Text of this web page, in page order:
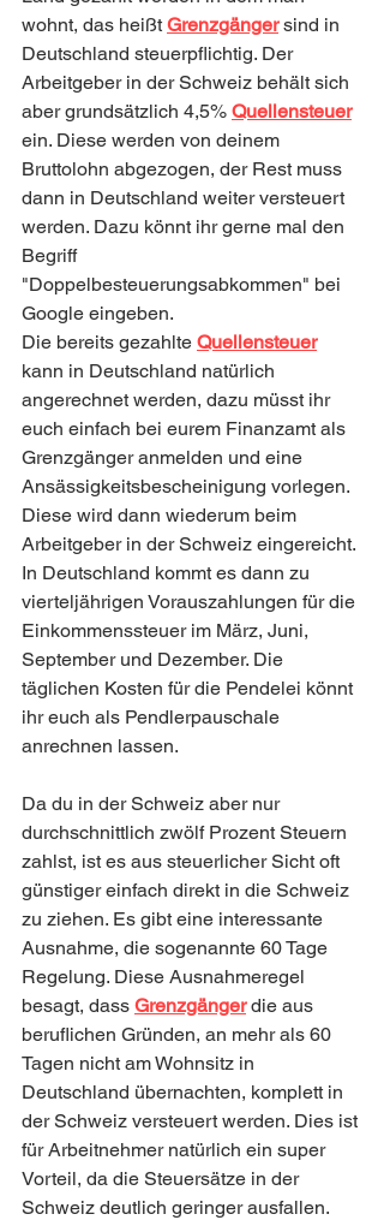
wohnt, das heißt Grenzgänger sind in
Deutschland steuerpflichtig. Der
Arbeitgeber in der Schweiz behält sich
aber grundsätzlich 4,5% Quellensteuer
ein. Diese werden von deinem
Bruttolohn abgezogen, der Rest muss
dann in Deutschland weiter versteuert
werden. Dazu könnt ihr gerne mal den
Begriff
"Doppelbesteuerungsabkommen" bei
Google eingeben.
Die bereits gezahlte Quellensteuer
kann in Deutschland natürlich
angerechnet werden, dazu müsst ihr
euch einfach bei eurem Finanzamt als
Grenzgänger anmelden und eine
Ansässigkeitsbescheinigung vorlegen.
Diese wird dann wiederum beim
Arbeitgeber in der Schweiz eingereicht.
In Deutschland kommt es dann zu
vierteljährigen Vorauszahlungen für die
Einkommenssteuer im März, Juni,
September und Dezember. Die
täglichen Kosten für die Pendelei könnt
ihr euch als Pendlerpauschale
anrechnen lassen.
Da du in der Schweiz aber nur
durchschnittlich zwölf Prozent Steuern
zahlst, ist es aus steuerlicher Sicht oft
günstiger einfach direkt in die Schweiz
zu ziehen. Es gibt eine interessante
Ausnahme, die sogenannte 60 Tage
Regelung. Diese Ausnahmeregel
besagt, dass Grenzgänger die aus
beruflichen Gründen, an mehr als 60
Tagen nicht am Wohnsitz in
Deutschland übernachten, komplett in
der Schweiz versteuert werden. Dies ist
für Arbeitnehmer natürlich ein super
Vorteil, da die Steuersätze in der
Schweiz deutlich geringer ausfallen.